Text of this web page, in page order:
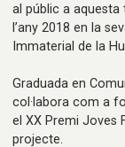
al públic a aquesta
l’any 2018 en la
Immaterial de la
Graduada en
col·labora com a
el XX Premi Joves
projecte.